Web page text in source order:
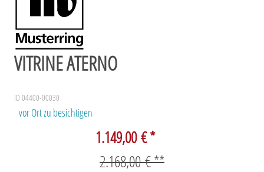
VITRINE ATERNO
ID 04400-00030
vor Ort zu besichtigen
1.149,00 € *
2.168,00 € **